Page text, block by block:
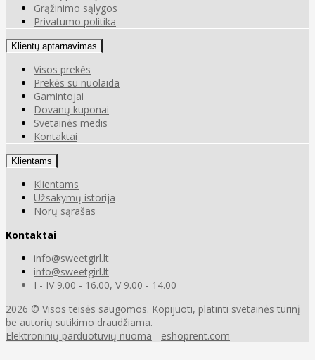
Grąžinimo sąlygos
Privatumo politika
Klientų aptarnavimas
Visos prekės
Prekės su nuolaida
Gamintojai
Dovanų kuponai
Svetainės medis
Kontaktai
Klientams
Klientams
Užsakymų istorija
Norų sąrašas
Kontaktai
info@sweetgirl.lt
info@sweetgirl.lt
I - IV 9.00 - 16.00, V 9.00 - 14.00
2026 © Visos teisės saugomos. Kopijuoti, platinti svetainės turinį
be autorių sutikimo draudžiama.
Elektroninių parduotuvių nuoma - eshoprent.com